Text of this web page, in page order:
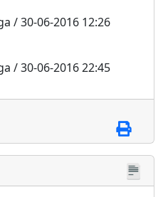
/ 30-06-2016 12:26
/ 30-06-2016 22:45